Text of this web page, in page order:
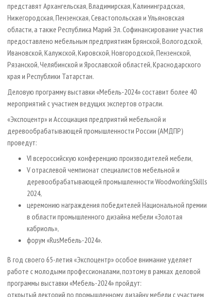
представят Архангельская, Владимирская, Калининградская,
Нижегородская, Пензенская, Севастопольская и Ульяновская
области, а также Республика Марий Эл. Софинансирование участия
предоставлено мебельным предприятиям Брянской, Вологодской,
Ивановской, Калужской, Кировской, Новгородской, Пензенской,
Рязанской, Челябинской и Ярославской областей, Краснодарского
края и Республики Татарстан.
Деловую программу выставки «Мебель-2024» составит более 40
мероприятий с участием ведущих экспертов отрасли.
«Экспоцентр» и Ассоциация предприятий мебельной и
деревообрабатывающей промышленности России (АМДПР)
проведут:
VI всероссийскую конференцию производителей мебели,
V отраслевой чемпионат специалистов мебельной и
деревообрабатывающей промышленности WoodworkingSkills
2024,
церемонию награждения победителей Национальной премии
в области промышленного дизайна мебели «Золотая
кабриоль»,
форум «RusМебель-2024».
В год своего 65-летия «Экспоцентр» особое внимание уделяет
работе с молодыми профессионалами, поэтому в рамках деловой
программы выставки «Мебель-2024» пройдут:
открытый лекторий по промышленному дизайну мебели с участием